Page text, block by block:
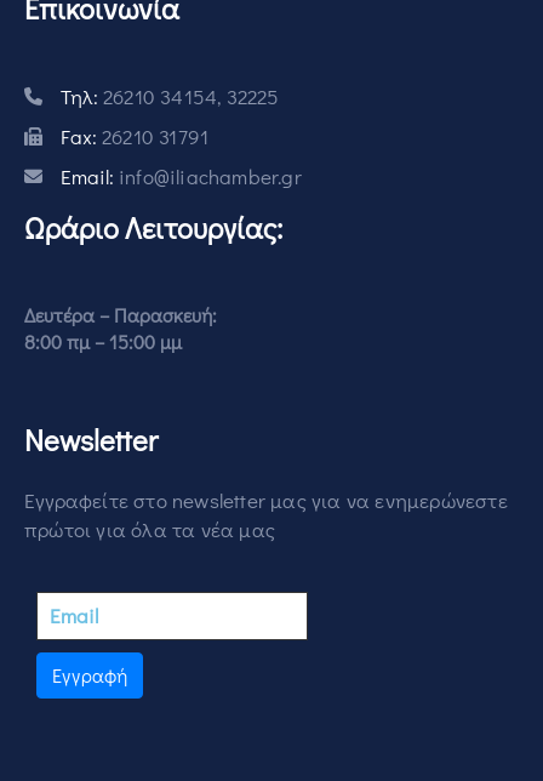
Τηλ: 26210 34154, 32225
Fax: 26210 31791
Email: info@iliachamber.gr
Ωράριο Λειτουργίας:
Δευτέρα – Παρασκευή:
8:00 πμ – 15:00 μμ
Newsletter
Εγγραφείτε στο newsletter μας για να ενημερώνεστε
πρώτοι για όλα τα νέα μας
Εγγραφή